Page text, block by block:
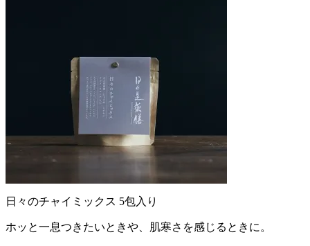
日々のチャイミックス 5包入り
ホッと一息つきたいときや、肌寒さを感じるときに。